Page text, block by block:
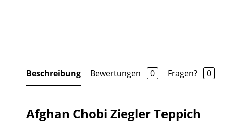
Beschreibung Bewertungen 0 Fragen? 0
Afghan Chobi Ziegler Teppich